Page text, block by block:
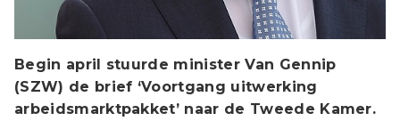
Begin april stuurde minister Van Gennip
(SZW) de brief ‘Voortgang uitwerking
arbeidsmarktpakket’ naar de Tweede Kamer.